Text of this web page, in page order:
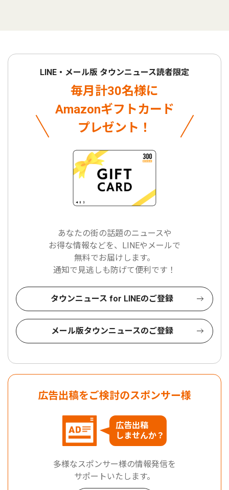
LINE・メール版 タウンニュース読者限定
毎月計30名様に
Amazonギフトカード
プレゼント！
あなたの街の話題のニュースや
お得な情報などを、LINEやメールで
無料でお届けします。
通知で見逃しも防げて便利です！
タウンニュース for LINEのご登録
メール版タウンニュースのご登録
広告出稿をご検討のスポンサー様
広告出稿
しませんか？
多様なスポンサー様の情報発信を
サポートいたします。